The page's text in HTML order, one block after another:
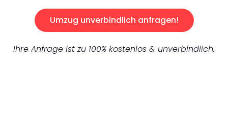
Umzug unverbindlich anfragen!
Ihre Anfrage ist zu 100% kostenlos & unverbindlich.